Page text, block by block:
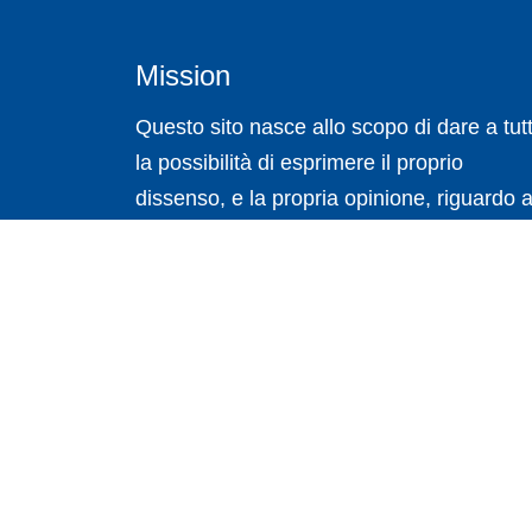
Mission
Questo sito nasce allo scopo di dare a
la possibilità di esprimere il proprio
dissenso, e la propria opinione, riguardo